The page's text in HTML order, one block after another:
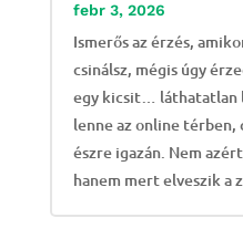
febr 3, 2026
Ismerős az érzés,
csinálsz, mégis úgy
egy kicsit… láthatatlan
lenne az online térben,
észre igazán. Nem
hanem mert elveszik a